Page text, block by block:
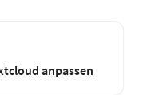
anpassen